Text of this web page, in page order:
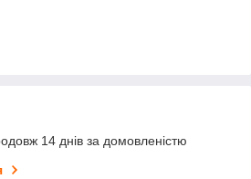
14 днів за домовленістю